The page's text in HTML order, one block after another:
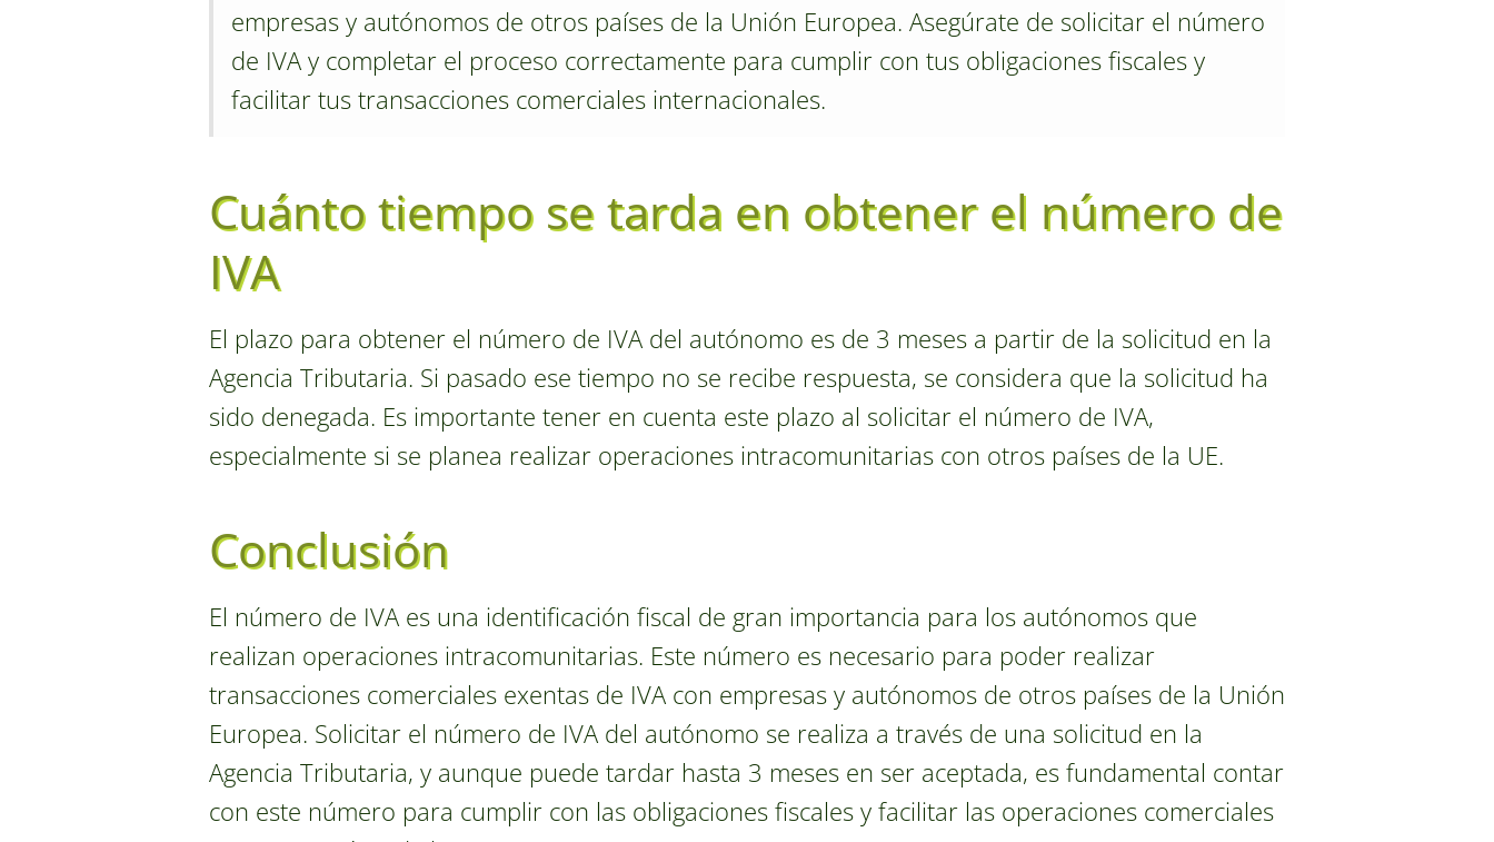
empresas y autónomos de otros países de la Unión Europea. Asegúrate de solicitar el número
de IVA y completar el proceso correctamente para cumplir con tus obligaciones fiscales y
facilitar tus transacciones comerciales internacionales.
Cuánto tiempo se tarda en obtener el número de
IVA
El plazo para obtener el número de IVA del autónomo es de 3 meses a partir de la solicitud en la
Agencia Tributaria. Si pasado ese tiempo no se recibe respuesta, se considera que la solicitud ha
sido denegada. Es importante tener en cuenta este plazo al solicitar el número de IVA,
especialmente si se planea realizar operaciones intracomunitarias con otros países de la UE.
Conclusión
El número de IVA es una identificación fiscal de gran importancia para los autónomos que
realizan operaciones intracomunitarias. Este número es necesario para poder realizar
transacciones comerciales exentas de IVA con empresas y autónomos de otros países de la Unión
Europea. Solicitar el número de IVA del autónomo se realiza a través de una solicitud en la
Agencia Tributaria, y aunque puede tardar hasta 3 meses en ser aceptada, es fundamental contar
con este número para cumplir con las obligaciones fiscales y facilitar las operaciones comerciales